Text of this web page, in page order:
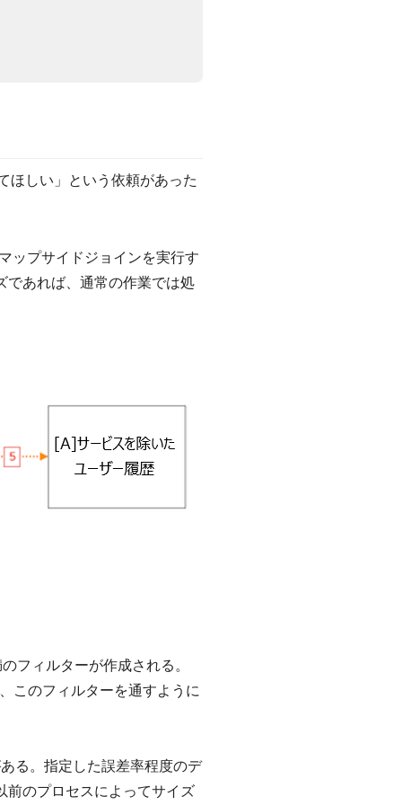
ほしい」という依頼があった
ップサイドジョインを実行す
であれば、通常の作業では処
フィルターが作成される。
このフィルターを通すように
る。指定した誤差率程度のデ
前のプロセスによってサイズ